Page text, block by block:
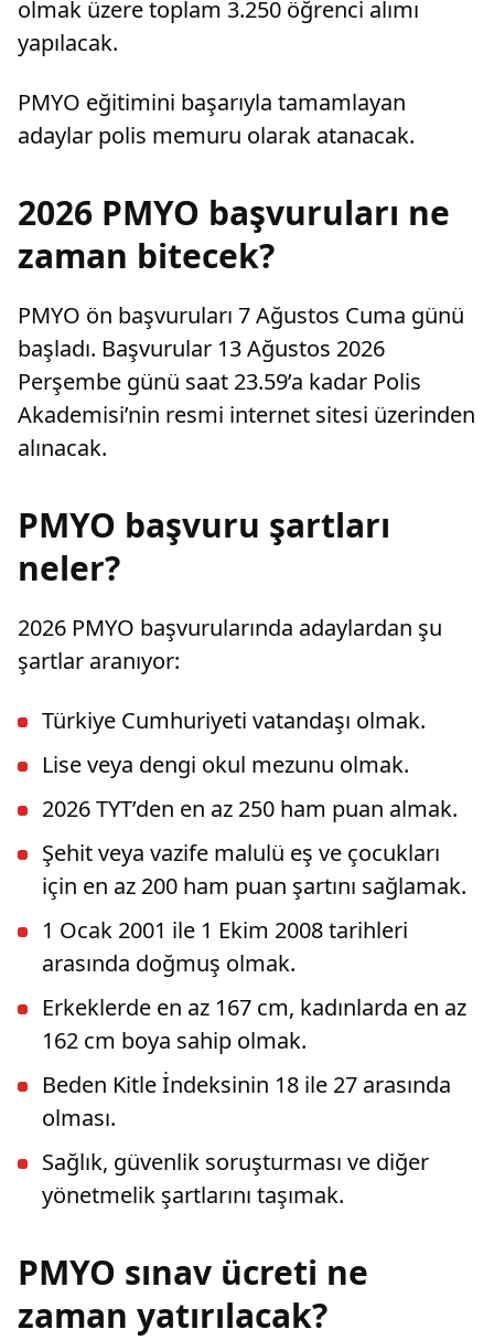
olmak üzere toplam 3.250 öğrenci alımı
yapılacak.
PMYO eğitimini başarıyla tamamlayan
adaylar polis memuru olarak atanacak.
2026 PMYO başvuruları ne
zaman bitecek?
PMYO ön başvuruları 7 Ağustos Cuma günü
başladı. Başvurular 13 Ağustos 2026
Perşembe günü saat 23.59’a kadar Polis
Akademisi’nin resmi internet sitesi üzerinden
alınacak.
PMYO başvuru şartları
neler?
2026 PMYO başvurularında adaylardan şu
şartlar aranıyor:
Türkiye Cumhuriyeti vatandaşı olmak.
Lise veya dengi okul mezunu olmak.
2026 TYT’den en az 250 ham puan almak.
Şehit veya vazife malulü eş ve çocukları
için en az 200 ham puan şartını sağlamak.
1 Ocak 2001 ile 1 Ekim 2008 tarihleri
arasında doğmuş olmak.
Erkeklerde en az 167 cm, kadınlarda en az
162 cm boya sahip olmak.
Beden Kitle İndeksinin 18 ile 27 arasında
olması.
Sağlık, güvenlik soruşturması ve diğer
yönetmelik şartlarını taşımak.
PMYO sınav ücreti ne
zaman yatırılacak?